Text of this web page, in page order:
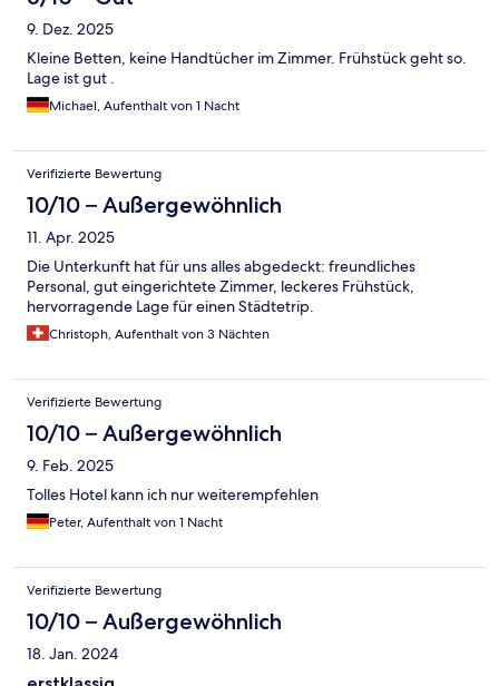
9. Dez. 2025
Kleine Betten, keine Handtücher im Zimmer. Frühstück geht so.
Lage ist gut .
Michael, Aufenthalt von 1 Nacht
Verifizierte Bewertung
10/10 – Außergewöhnlich
11. Apr. 2025
Die Unterkunft hat für uns alles abgedeckt: freundliches
Personal, gut eingerichtete Zimmer, leckeres Frühstück,
hervorragende Lage für einen Städtetrip.
Christoph, Aufenthalt von 3 Nächten
Verifizierte Bewertung
10/10 – Außergewöhnlich
9. Feb. 2025
Tolles Hotel kann ich nur weiterempfehlen
Peter, Aufenthalt von 1 Nacht
Verifizierte Bewertung
10/10 – Außergewöhnlich
18. Jan. 2024